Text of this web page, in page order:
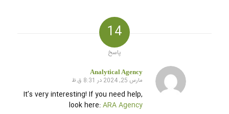
14
پاسخ
Analytical Agency
گفته:
مارس 25, 2024 در 8:31 ق.ظ
It’s very interesting! If you need help,
look here:ARA Agency